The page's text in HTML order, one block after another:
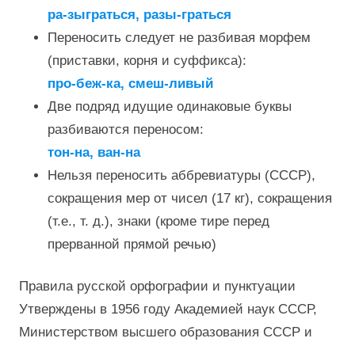
ра-зыграться, разы-граться
Переносить следует не разбивая морфем
(приставки, корня и суффикса):
про-беж-ка, смеш-ливый
Две подряд идущие одинаковые буквы
разбиваются переносом:
тон-на, ван-на
Нельзя переносить аббревиатуры (СССР),
сокращения мер от чисел (17 кг), сокращения
(т.е., т. д.), знаки (кроме тире перед
прерванной прямой речью)
Правила русской орфографии и пунктуации
Утверждены в 1956 году Академией наук СССР,
Министерством высшего образования СССР и